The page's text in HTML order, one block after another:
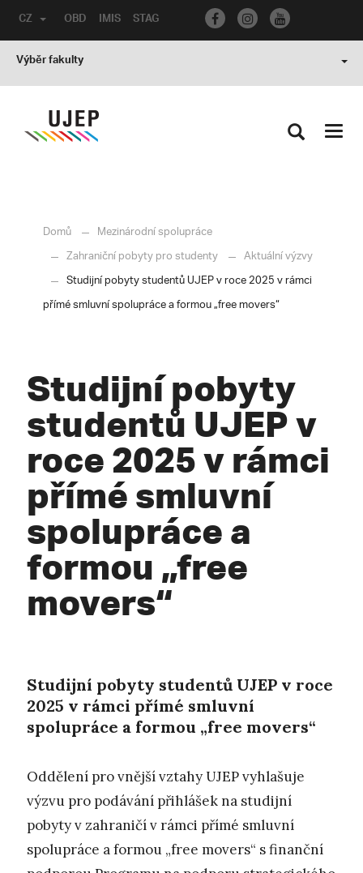
OBD IMIS STAG
CZ
Výběr fakulty
Domů
Mezinárodní spolupráce
Zahraniční pobyty pro studenty
Aktuální výzvy
Studijní pobyty studentů UJEP v roce 2025 v rámci
přímé smluvní spolupráce a formou „free movers“
Studijní pobyty
studentů UJEP v
roce 2025 v rámci
přímé smluvní
spolupráce a
formou „free
movers“
Studijní pobyty studentů UJEP v roce
2025 v rámci přímé smluvní
spolupráce a formou „free movers“
Oddělení pro vnější vztahy UJEP vyhlašuje
výzvu pro podávání přihlášek na studijní
pobyty v zahraničí v rámci přímé smluvní
spolupráce a formou „free movers“ s finanční